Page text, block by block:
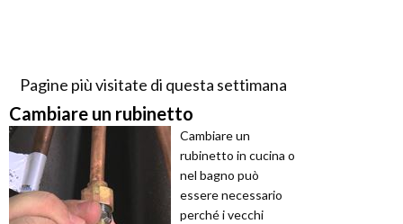
Pagine più visitate di questa settimana
Cambiare un rubinetto
Cambiare un
rubinetto in cucina o
nel bagno può
essere necessario
perché i vecchi